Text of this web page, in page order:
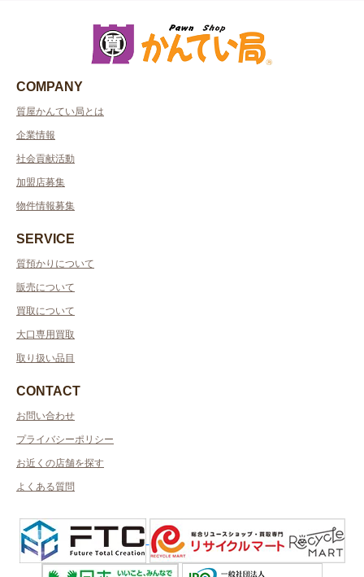
COMPANY
質屋かんてい局とは
企業情報
社会貢献活動
加盟店募集
物件情報募集
SERVICE
質預かりについて
販売について
買取について
大口専用買取
取り扱い品目
CONTACT
お問い合わせ
プライバシーポリシー
お近くの店舗を探す
よくある質問